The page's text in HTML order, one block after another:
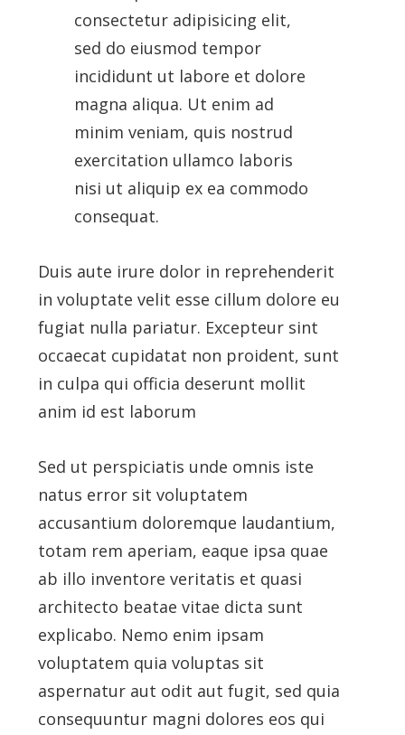
consectetur adipisicing elit,
sed do eiusmod tempor
incididunt ut labore et dolore
magna aliqua. Ut enim ad
minim veniam, quis nostrud
exercitation ullamco laboris
nisi ut aliquip ex ea commodo
consequat.
Duis aute irure dolor in reprehenderit
in voluptate velit esse cillum dolore eu
fugiat nulla pariatur. Excepteur sint
occaecat cupidatat non proident, sunt
in culpa qui officia deserunt mollit
anim id est laborum
Sed ut perspiciatis unde omnis iste
natus error sit voluptatem
accusantium doloremque laudantium,
totam rem aperiam, eaque ipsa quae
ab illo inventore veritatis et quasi
architecto beatae vitae dicta sunt
explicabo. Nemo enim ipsam
voluptatem quia voluptas sit
aspernatur aut odit aut fugit, sed quia
consequuntur magni dolores eos qui